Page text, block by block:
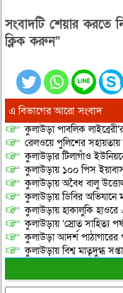
সংবাদটি শেয়ার করতে
ক্লিক করুন”
এ বিভাগের আরো সংবাদ
কুলাউড়া পাবলিক
রেলওয়ে পুলিশের
কুলাউড়ার টিলাগাঁও ইউনিয়নে
কুলাউড়ায় ১০০ পিস
কুলাউড়ায় অবৈধ বালু
কুলাউড়ায় ডিবির
কুলাউড়ায় হাকালুকি হাওরে
কুলাউড়ায় ‘স্রোত সাহিত্য
কুলাউড়া আদর্শ পাঠাগারের
কুলাউড়ায় বিশ্ব মাতৃদুগ্ধ